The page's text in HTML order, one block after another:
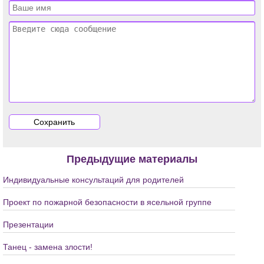
Предыдущие материалы
Индивидуальные консультаций для родителей
Проект по пожарной безопасности в ясельной группе
Презентации
Танец - замена злости!